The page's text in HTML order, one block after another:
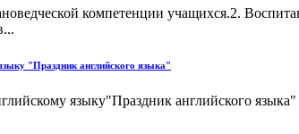
компетенции учащихся.2.
"Праздник английского языка"
языку"Праздник английского